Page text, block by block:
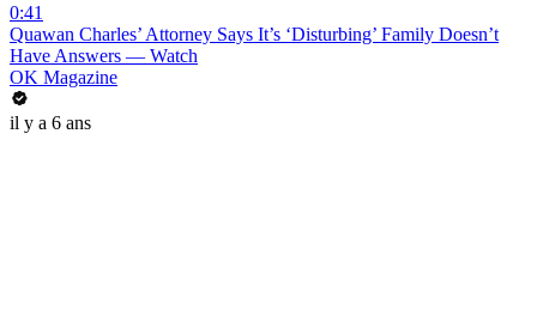
0:41
Quawan Charles’ Attorney Says It’s ‘Disturbing’ Family Doesn’t
Have Answers — Watch
OK Magazine
il y a 6 ans